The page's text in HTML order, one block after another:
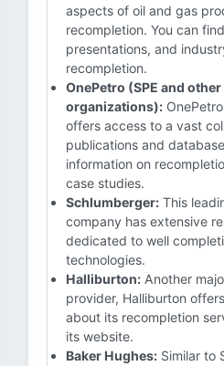
aspects of oil and gas
recompletion. You can
presentations, and
recompletion.
OnePetro (SPE and
organizations):
offers access to a vast
publications and
information on
case studies.
Schlumberger: This
company has extensive
dedicated to well
technologies.
Halliburton: Another
provider, Halliburton
about its recompletion
its website.
Baker Hughes: Similar to